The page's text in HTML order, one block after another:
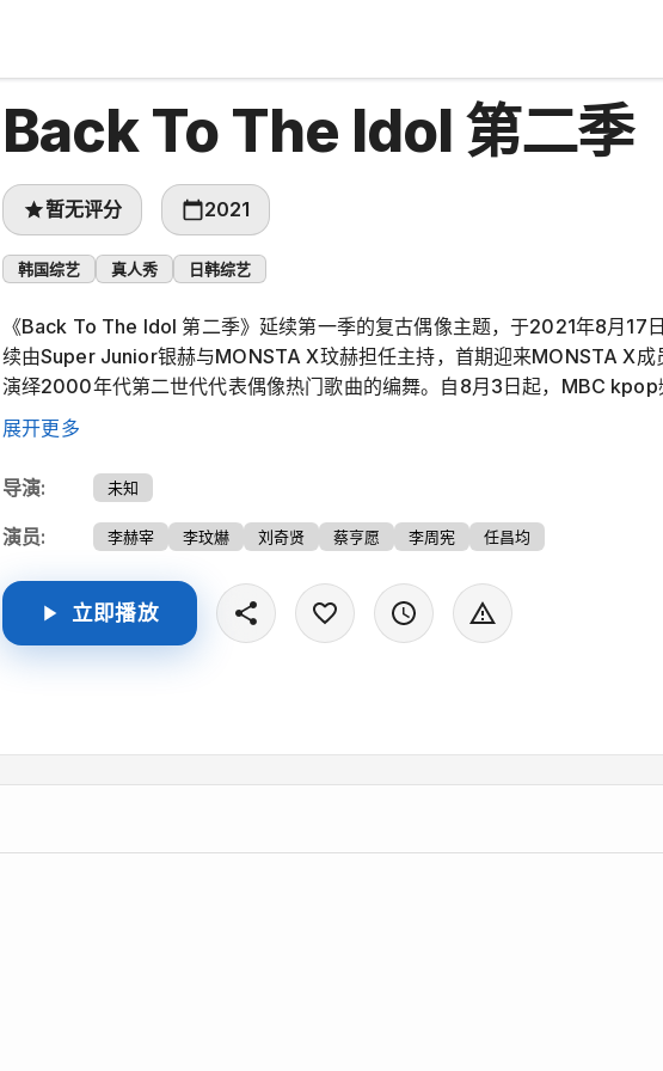
Back To The Idol 第二季
暂无评分 2021
韩国综艺 真人秀 日韩综艺
《Back To The Idol 第二季》延续第一季的复古偶像主题，于2021年8月17
续由Super Junior银赫与MONSTA X玟赫担任主持，首期迎来MONSTA X成
演绎2000年代第二世代代表偶像热门歌曲的编舞。自8月3日起，MBC
花絮视频。
展开更多
导演: 未知
演员: 李赫宰 李玟爀 刘奇贤 蔡亨愿 李周宪 任昌均
立即播放